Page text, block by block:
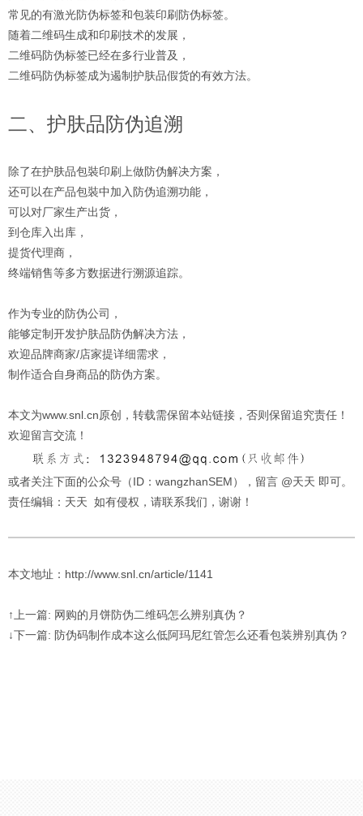
常见的有激光防伪标签和包装印刷防伪标签。
随着二维码生成和印刷技术的发展，
二维码防伪标签已经在多行业普及，
二维码防伪标签成为遏制护肤品假货的有效方法。
二、护肤品防伪追溯
除了在护肤品包裝印刷上做防伪解决方案，
还可以在产品包裝中加入防伪追溯功能，
可以对厂家生产出货，
到仓库入出库，
提货代理商，
终端销售等多方数据进行溯源追踪。
作为专业的防伪公司，
能够定制开发护肤品防伪解决方法，
欢迎品牌商家/店家提详细需求，
制作适合自身商品的防伪方案。
本文为www.snl.cn原创，转载需保留本站链接，否则保留追究责任！
欢迎留言交流！
或者关注下面的公众号（ID：wangzhanSEM），留言 @天天 即可。
责任编辑：天天 如有侵权，请联系我们，谢谢！
本文地址：http://www.snl.cn/article/1141
↑上一篇: 网购的月饼防伪二维码怎么辨别真伪？
↓下一篇: 防伪码制作成本这么低阿玛尼红管怎么还看包装辨别真伪？